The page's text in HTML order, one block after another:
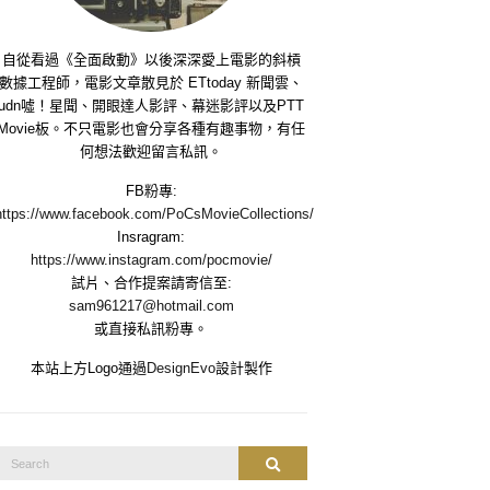
自從看過《全面啟動》以後深深愛上電影的斜槓
數據工程師，電影文章散見於 ETtoday 新聞雲、
噓！星聞、開眼達人影評、幕迷影評以及PTT
板。不只電影也會分享各種有趣事物，有任
何想法歡迎留言私訊。
FB粉專:
www.facebook.com/PoCsMovieCollections/
Insragram:
https://www.instagram.com/pocmovie/
試片、合作提案請寄信至:
sam961217@hotmail.com
或直接私訊粉專。
本站上方Logo通過 DesignEvo設計製作
Search